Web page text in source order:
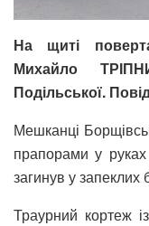
На щиті
Михайло
Подільської.
Мешканці
прапорами у руках
загинув у запеклих
Траурний кортеж